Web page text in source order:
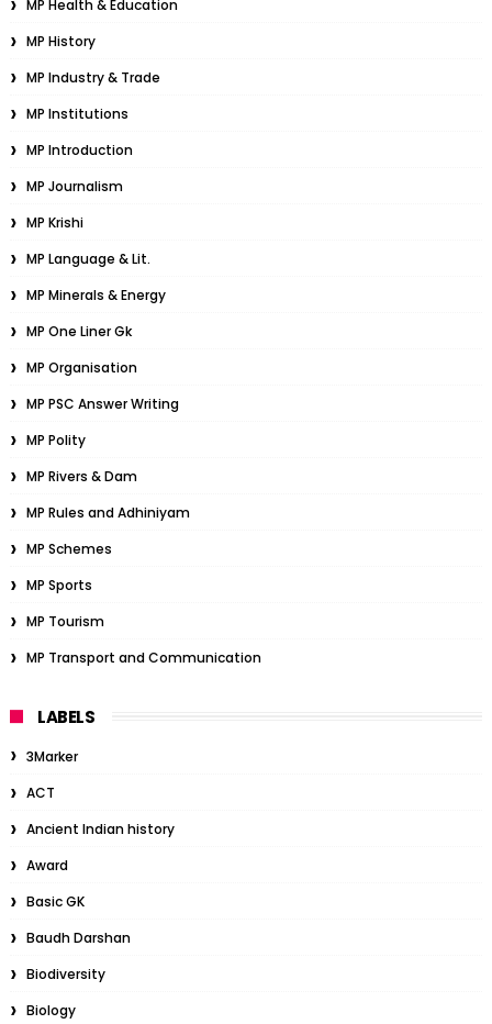
MP Health & Education
MP History
MP Industry & Trade
MP Institutions
MP Introduction
MP Journalism
MP Krishi
MP Language & Lit.
MP Minerals & Energy
MP One Liner Gk
MP Organisation
MP PSC Answer Writing
MP Polity
MP Rivers & Dam
MP Rules and Adhiniyam
MP Schemes
MP Sports
MP Tourism
MP Transport and Communication
LABELS
3Marker
ACT
Ancient Indian history
Award
Basic GK
Baudh Darshan
Biodiversity
Biology